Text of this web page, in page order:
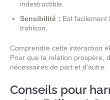
indestructible.
Sensibilité : Est facilement
trahison.
Comprendre cette interaction
Pour que la relation prospère,
nécessaires de part et d’autre.
Conseils pour